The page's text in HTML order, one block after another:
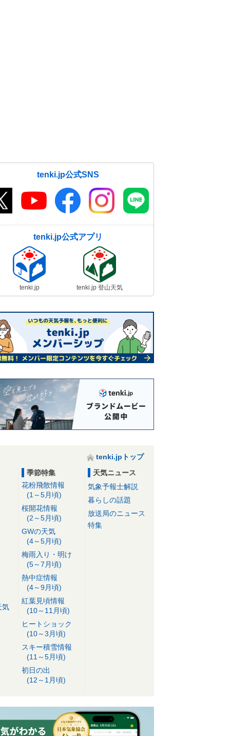
tenki.jp公式SNS
tenki.jp公式アプリ
tenki.jp tenki.jp 登山天気
tenki.jpトップ
気
季節特集
花粉飛散情報
(1～5月頃)
桜開花情報
(2～5月頃)
GWの天気
(4～5月頃)
梅雨入り・明け
(5～7月頃)
熱中症情報
(4～9月頃)
紅葉見頃情報
(10～11月頃)
ヒートショック
(10～3月頃)
スキー積雪情報
(11～5月頃)
初日の出
(12～1月頃)
天気ニュース
気象予報士解説
暮らしの話題
放送局のニュース
特集